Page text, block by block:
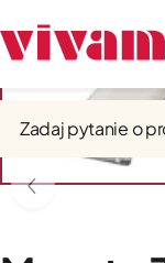
Zadaj pytanie o